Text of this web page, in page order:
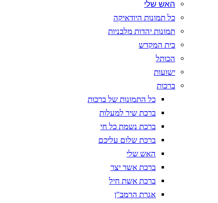
האש שלי
כל תמונות היודאיקה
תמונות יהדות מלבניות
בית המקדש
הכותל
ישועות
ברכות
כל התמונות של ברכות
ברכת שיר למעלות
ברכת נשמת כל חי
ברכת שלום עליכם
האש שלי
ברכת אשר יצר
ברכת אשת חיל
אגרת הרמב"ן